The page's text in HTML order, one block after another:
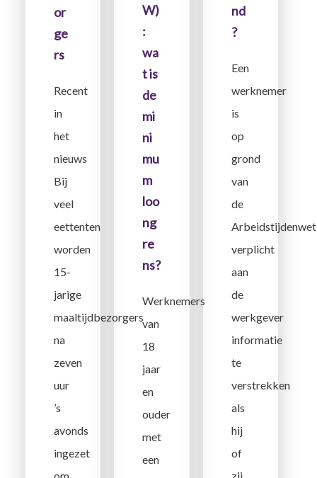
or
ge
rs
Recent
in
het
nieuws
Bij
veel
eettenten
worden
15-
jarige
maaltijdbezorgers
na
zeven
uur
’s
avonds
ingezet
W)
:
wa
t is
de
mi
ni
mu
m
loo
ng
re
ns?
Werknemers
van
18
jaar
en
ouder
met
een
nd
?
Een
werknemer
is
op
grond
van
de
Arbeidstijdenwet
verplicht
aan
de
werkgever
informatie
te
verstrekken
als
hij
of